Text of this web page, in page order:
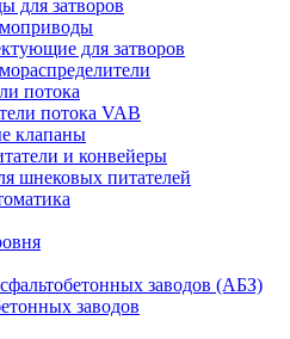
для затворов
для затворов
потока
потока VAB
клапаны
и конвейеры
шнековых питателей
заводов (АБЗ)
заводов